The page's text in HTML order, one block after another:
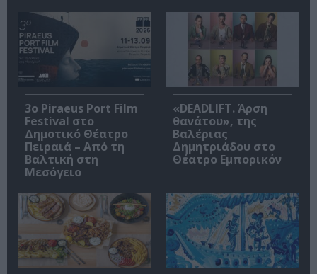
3o Piraeus Port Film
Festival στο
Δημοτικό Θέατρο
Πειραιά – Από τη
Βαλτική στη
Μεσόγειο
«DEADLIFT. Άρση
θανάτου», της
Βαλέριας
Δημητριάδου στο
Θέατρο Εμπορικόν